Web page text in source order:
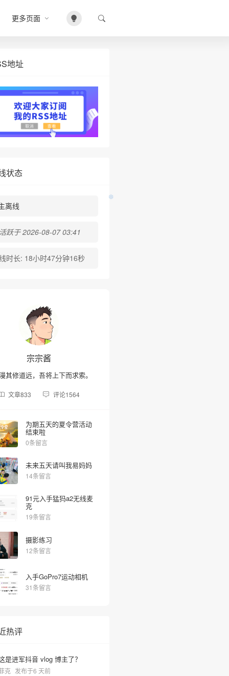
更多页面
地址
状态
离线
跃于 2026-08-07 03:41
时长: 18小时47分钟16秒
宗宗酱
其修道远，吾将上下而求索。
文章833 评论1564
为期五天的夏令营活动
结束啦
0条留言
未来五天请叫我易妈妈
14条留言
91元入手猛犸a2无线麦
克
19条留言
摄影练习
12条留言
入手GoPro7运动相机
31条留言
热评
是进军抖音 vlog 博主了？
克 发布于6 天前